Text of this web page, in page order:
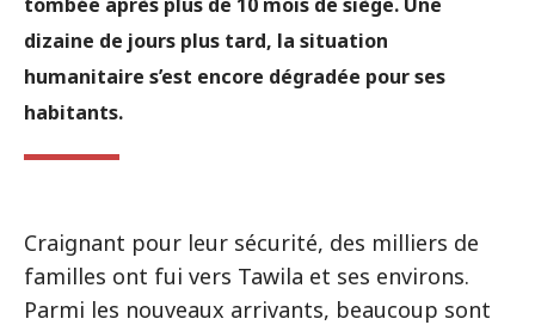
dizaine de jours plus tard, la situation
humanitaire s’est encore dégradée pour ses
habitants.
Craignant pour leur sécurité, des milliers de
familles ont fui vers Tawila et ses environs.
Parmi les nouveaux arrivants, beaucoup sont